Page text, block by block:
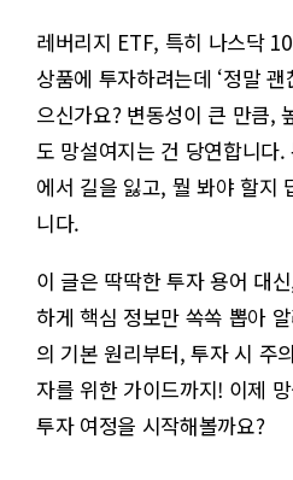
레버리지 ETF, 특히 나스닥
상품에 투자하려는데 ‘정말
으신가요? 변동성이 큰 만큼,
도 망설여지는 건 당연합니다
에서 길을 잃고, 뭘 봐야 할지
니다.
이 글은 딱딱한 투자 용어 대
하게 핵심 정보만 쏙쏙 뽑아
의 기본 원리부터, 투자 시 주
자를 위한 가이드까지! 이제
투자 여정을 시작해볼까요?